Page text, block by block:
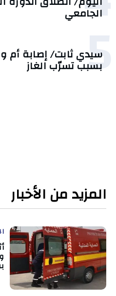
الجامعي
5
سيدي ثابت/ إصابة أم
بسبب تسرّب الغاز
المزيد من الأخبار